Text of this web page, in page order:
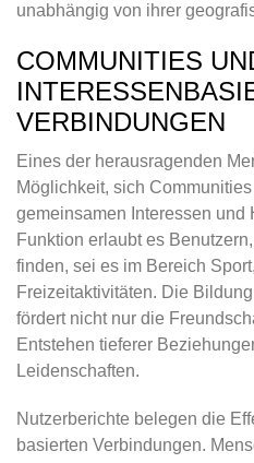
unabhängig von ihrer
COMMUNITIES
VERBINDUNGEN
Eines der herausragenden
Möglichkeit, sich
gemeinsamen Interessen und
Funktion erlaubt es
finden, sei es im Bereich
Freizeitaktivitäten. Die
fördert nicht nur die
Entstehen tieferer
Leidenschaften.
Nutzerberichte belegen die
basierten Verbindungen.